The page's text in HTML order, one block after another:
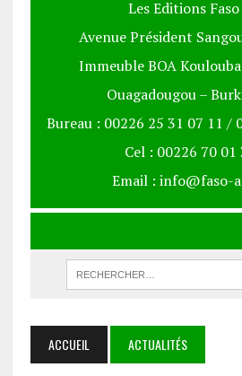
Les Editions
Avenue Président
Immeuble BOA
Ouagadougou –
Bureau : 00226 25 31 07 11 /
Cel : 00226 70 01
Email : info@faso-
ACCUEIL ACTUALITÉS